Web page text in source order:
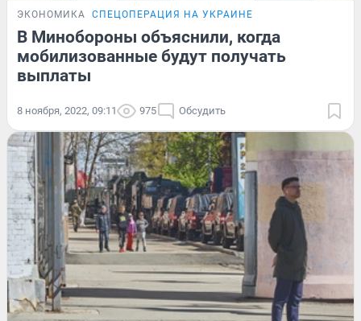
ЭКОНОМИКА СПЕЦОПЕРАЦИЯ НА УКРАИНЕ
В Минобороны объяснили, когда
мобилизованные будут получать
выплаты
8 ноября, 2022, 09:11 975 Обсудить